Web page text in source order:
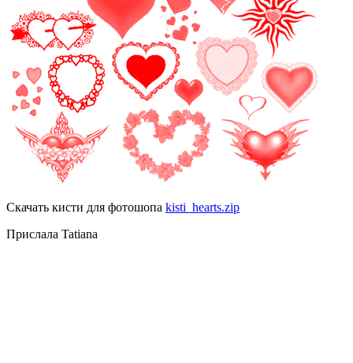
Скачать кисти для фотошопа kisti_hearts.zip
Прислала Tatiana